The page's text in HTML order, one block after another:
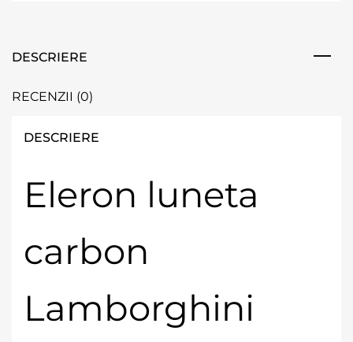
DESCRIERE
RECENZII (0)
DESCRIERE
Eleron luneta
carbon
Lamborghini